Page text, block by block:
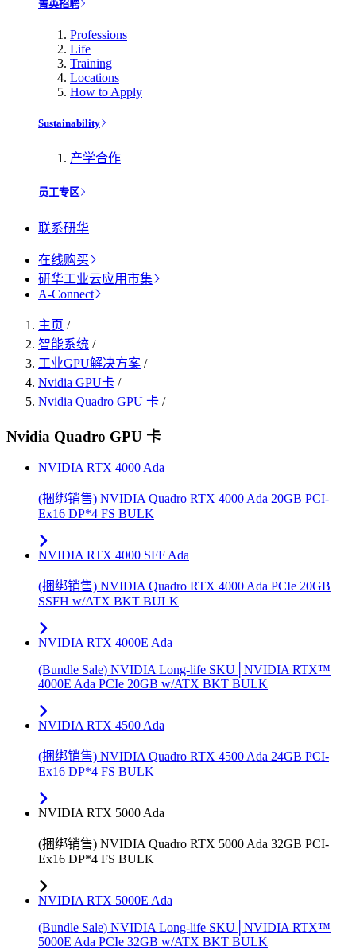
菁英招聘
Professions
Life
Training
Locations
How to Apply
Sustainability
产学合作
员工专区
联系研华
在线购买
研华工业云应用市集
A-Connect
主页 /
智能系统 /
工业GPU解决方案 /
Nvidia GPU卡 /
Nvidia Quadro GPU 卡 /
Nvidia Quadro GPU 卡
NVIDIA RTX 4000 Ada
(捆绑销售) NVIDIA Quadro RTX 4000 Ada 20GB PCI-
Ex16 DP*4 FS BULK
NVIDIA RTX 4000 SFF Ada
(捆绑销售) NVIDIA Quadro RTX 4000 Ada PCIe 20GB
SSFH w/ATX BKT BULK
NVIDIA RTX 4000E Ada
(Bundle Sale) NVIDIA Long-life SKU│NVIDIA RTX™
4000E Ada PCIe 20GB w/ATX BKT BULK
NVIDIA RTX 4500 Ada
(捆绑销售) NVIDIA Quadro RTX 4500 Ada 24GB PCI-
Ex16 DP*4 FS BULK
NVIDIA RTX 5000 Ada
(捆绑销售) NVIDIA Quadro RTX 5000 Ada 32GB PCI-
Ex16 DP*4 FS BULK
NVIDIA RTX 5000E Ada
(Bundle Sale) NVIDIA Long-life SKU│NVIDIA RTX™
5000E Ada PCIe 32GB w/ATX BKT BULK